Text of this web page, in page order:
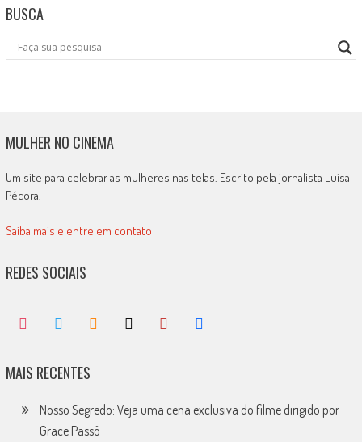
BUSCA
MULHER NO CINEMA
Um site para celebrar as mulheres nas telas. Escrito pela jornalista Luísa
Pécora.
Saiba mais e entre em contato
REDES SOCIAIS
MAIS RECENTES
Nosso Segredo: Veja uma cena exclusiva do filme dirigido por
Grace Passô